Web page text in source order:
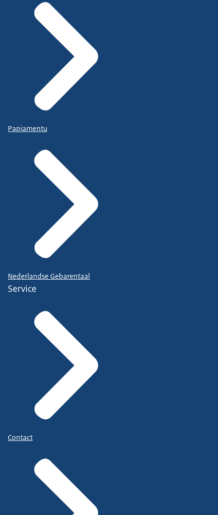
Papiamentu
Nederlandse Gebarentaal
Service
Contact